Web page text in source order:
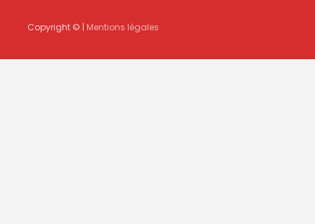
Copyright © | Mentions légales